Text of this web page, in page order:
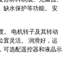
缺水保护等功能。 安
电机转子及其转动
置灵活。 润滑好，运
可选配遥控器和液晶示